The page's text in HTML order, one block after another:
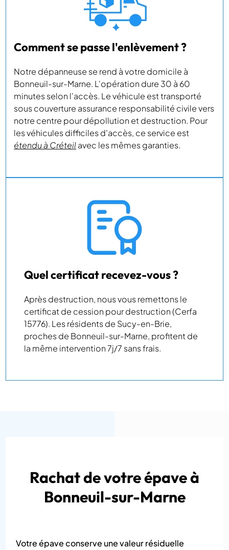
Comment se passe l'enlèvement ?
Notre dépanneuse se rend à votre domicile à
Bonneuil-sur-Marne. L'opération dure 30 à 60
minutes selon l'accès. Le véhicule est transporté
sous couverture assurance responsabilité civile vers
notre centre pour dépollution et destruction. Pour
les véhicules difficiles d'accès, ce service est
étendu à Créteilavec les mêmes garanties.
Quel certificat recevez-vous ?
Après destruction, nous vous remettons le
certificat de cession pour destruction (Cerfa
15776). Les résidents de Sucy-en-Brie,
proches de Bonneuil-sur-Marne, profitent de
la même intervention 7j/7 sans frais.
Rachat de votre épave à
Bonneuil-sur-Marne
Votre épave conserve une valeur résiduelle